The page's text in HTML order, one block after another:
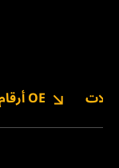
أرقام OE